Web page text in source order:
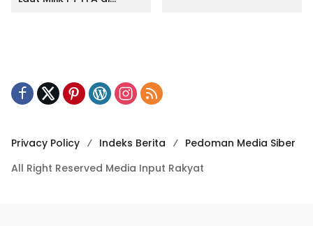
Privacy Policy Indeks Berita
Pedoman Media Siber
All Right Reserved Media Input Rakyat